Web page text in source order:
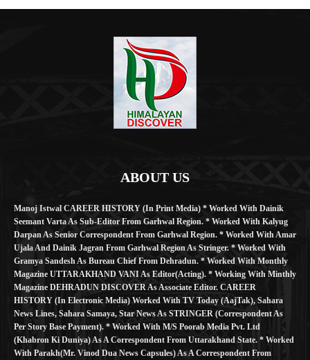
ABOUT US
Manoj Istwal CAREER HISTORY (in Print Media) * Worked With Dainik
Seemant Varta As Sub-Editor From Garhwal Region. * Worked With Kalyug
Darpan As Senior Correspondent From Garhwal Region. * Worked With Amar
Ujala And Dainik Jagran From Garhwal Region As Stringer. * Worked With
Gramya Sandesh As Bureau Chief From Dehradun. * Worked With Monthly
Magazine UTTARAKHAND VANI As Editor(Acting). * Working With Minthly
Magazine DEHRADUN DISCOVER As Associate Editor. CAREER
HISTORY (in Electronic Media) Worked With TV Today (AajTak), Sahara
News Lines, Sahara Samaya, Star News As STRINGER (Correspondent As
Per Story Base Payment). * Worked With M/S Poorab Media Pvt. Ltd
(Khabron Ki Duniya) As A Correspondent From Uttarakhand State. * Worked
With Parakh(Mr. Vinod Dua News Capsules) As A Correspondent From